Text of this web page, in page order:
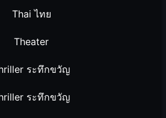
Thai ไทย
Theater
ระทึกขวัญ
ระทึกขวัญ